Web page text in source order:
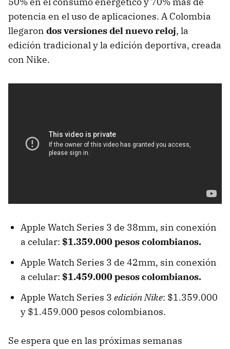
potencia en el uso de aplicaciones. A Colombia
llegaron dos versiones del nuevo reloj, la
edición tradicional y la edición deportiva, creada
con Nike.
Apple Watch Series 3 de 38mm, sin conexión
a celular: $1.359.000 pesos colombianos.
Apple Watch Series 3 de 42mm, sin conexión
a celular: $1.459.000 pesos colombianos.
Apple Watch Series 3 edición Nike: $1.359.000
y $1.459.000 pesos colombianos.
Se espera que en las próximas semanas